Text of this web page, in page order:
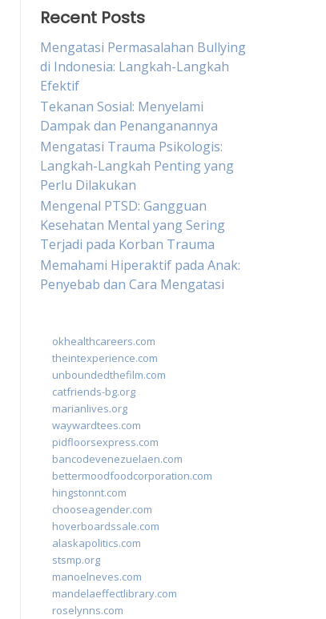
Recent Posts
Mengatasi Permasalahan Bullying
di Indonesia: Langkah-Langkah
Efektif
Tekanan Sosial: Menyelami
Dampak dan Penanganannya
Mengatasi Trauma Psikologis:
Langkah-Langkah Penting yang
Perlu Dilakukan
Mengenal PTSD: Gangguan
Kesehatan Mental yang Sering
Terjadi pada Korban Trauma
Memahami Hiperaktif pada Anak:
Penyebab dan Cara Mengatasi
okhealthcareers.com
theintexperience.com
unboundedthefilm.com
catfriends-bg.org
marianlives.org
waywardtees.com
pidfloorsexpress.com
bancodevenezuelaen.com
bettermoodfoodcorporation.com
hingstonnt.com
chooseagender.com
hoverboardssale.com
alaskapolitics.com
stsmp.org
manoelneves.com
mandelaeffectlibrary.com
roselynns.com